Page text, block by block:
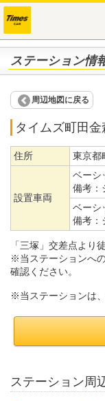
ステーション情
周辺地図に戻る
タイムズ町田金
住所 東京都
設置車両
ベーシ
備考：
ベーシ
備考：
「三塚」交差点より
※当ステーションへ
確認ください。
※当ステーションは
ステーション周